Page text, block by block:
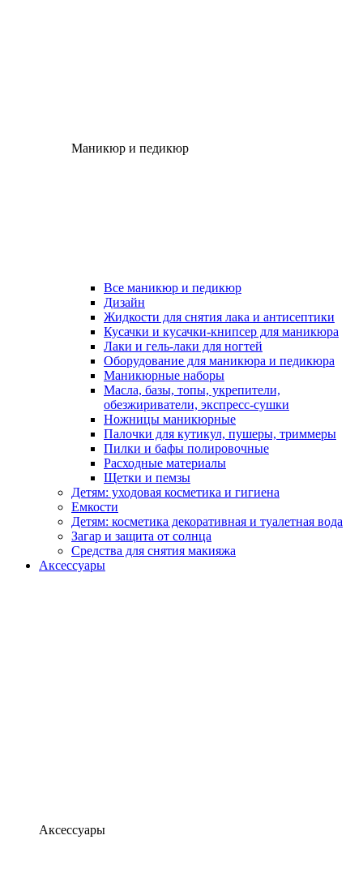
Маникюр и педикюр
Все маникюр и педикюр
Дизайн
Жидкости для снятия лака и антисептики
Кусачки и кусачки-книпсер для маникюра
Лаки и гель-лаки для ногтей
Оборудование для маникюра и педикюра
Маникюрные наборы
Масла, базы, топы, укрепители,
обезжириватели, экспресс-сушки
Ножницы маникюрные
Палочки для кутикул, пушеры, триммеры
Пилки и бафы полировочные
Расходные материалы
Щетки и пемзы
Детям: уходовая косметика и гигиена
Емкости
Детям: косметика декоративная и туалетная вода
Загар и защита от солнца
Средства для снятия макияжа
Аксессуары
Аксессуары